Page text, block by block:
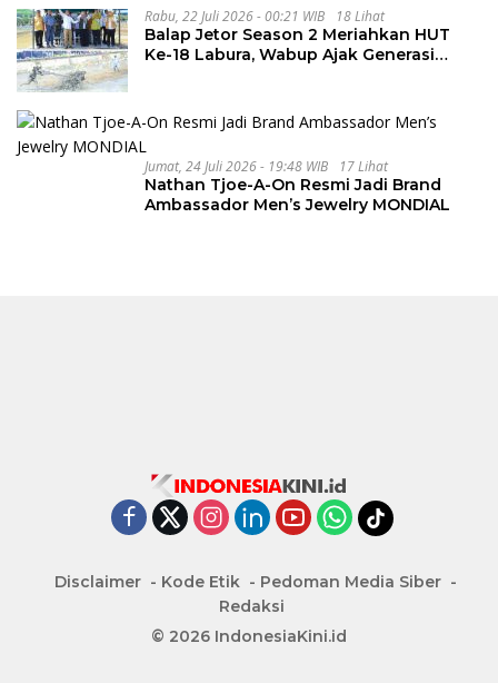
Rabu, 22 Juli 2026 - 00:21 WIB 18 Lihat
Balap Jetor Season 2 Meriahkan HUT
Ke-18 Labura, Wabup Ajak Generasi
Jumat, 24 Juli 2026 - 19:48 WIB 17 Lihat
Nathan Tjoe-A-On Resmi Jadi Brand
Ambassador Men’s Jewelry MONDIAL
Disclaimer Kode Etik
Pedoman Media Siber
Redaksi
© 2026 IndonesiaKini.id